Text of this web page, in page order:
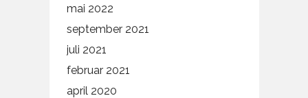
mai 2022
september 2021
juli 2021
februar 2021
april 2020